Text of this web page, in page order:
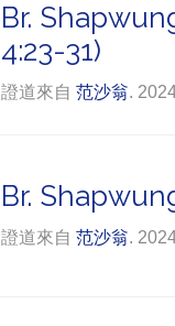
Br.
4:23-31)
證道來自 范沙翁.
Br.
證道來自 范沙翁.